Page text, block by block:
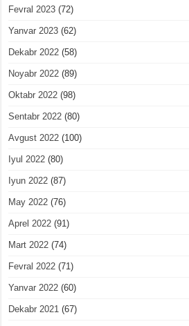
Fevral 2023 (72)
Yanvar 2023 (62)
Dekabr 2022 (58)
Noyabr 2022 (89)
Oktabr 2022 (98)
Sentabr 2022 (80)
Avgust 2022 (100)
Iyul 2022 (80)
Iyun 2022 (87)
May 2022 (76)
Aprel 2022 (91)
Mart 2022 (74)
Fevral 2022 (71)
Yanvar 2022 (60)
Dekabr 2021 (67)